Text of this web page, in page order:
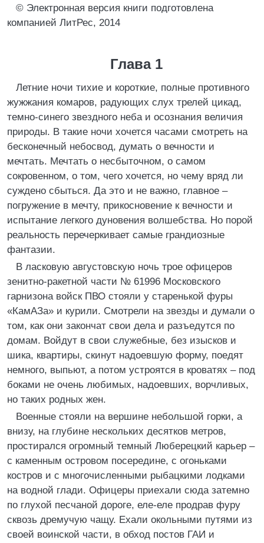
© Электронная версия книги подготовлена
компанией ЛитРес, 2014
Глава 1
Летние ночи тихие и короткие, полные противного
жужжания комаров, радующих слух трелей цикад,
темно-синего звездного неба и осознания величия
природы. В такие ночи хочется часами смотреть на
бесконечный небосвод, думать о вечности и
мечтать. Мечтать о несбыточном, о самом
сокровенном, о том, чего хочется, но чему вряд ли
суждено сбыться. Да это и не важно, главное –
погружение в мечту, прикосновение к вечности и
испытание легкого дуновения волшебства. Но порой
реальность перечеркивает самые грандиозные
фантазии.
В ласковую августовскую ночь трое офицеров
зенитно-ракетной части № 61996 Московского
гарнизона войск ПВО стояли у старенькой фуры
«КамАЗа» и курили. Смотрели на звезды и думали о
том, как они закончат свои дела и разъедутся по
домам. Войдут в свои служебные, без изысков и
шика, квартиры, скинут надоевшую форму, поедят
немного, выпьют, а потом устроятся в кроватях – под
боками не очень любимых, надоевших, ворчливых,
но таких родных жен.
Военные стояли на вершине небольшой горки, а
внизу, на глубине нескольких десятков метров,
простирался огромный темный Люберецкий карьер –
с каменным островом посередине, с огоньками
костров и с многочисленными рыбацкими лодками
на водной глади. Офицеры приехали сюда затемно
по глухой песчаной дороге, еле-еле продрав фуру
сквозь дремучую чащу. Ехали окольными путями из
своей воинской части, в обход постов ГАИ и